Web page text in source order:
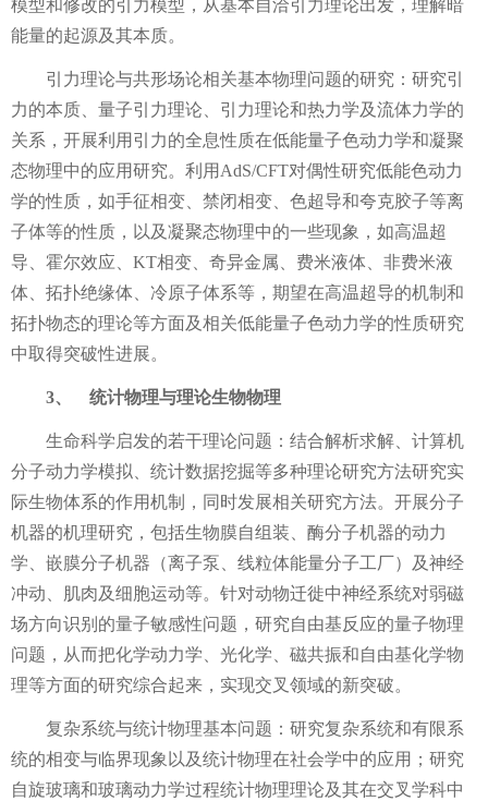
模型和修改的引力模型，从基本自洽引力理论出发，理解暗
能量的起源及其本质。
引力理论与共形场论相关基本物理问题的研究：研究引
力的本质、量子引力理论、引力理论和热力学及流体力学的
关系，开展利用引力的全息性质在低能量子色动力学和凝聚
态物理中的应用研究。利用 AdS/CFT对偶性研究低能色动力
学的性质，如手征相变、禁闭相变、色超导和夸克胶子等离
子体等的性质，以及凝聚态物理中的一些现象，如高温超
导、霍尔效应、 KT相变、奇异金属、费米液体、非费米液
体、拓扑绝缘体、冷原子体系等，期望在高温超导的机制和
拓扑物态的理论等方面及相关低能量子色动力学的性质研究
中取得突破性进展。
3、 统计物理与理论生物物理
生命科学启发的若干理论问题：结合解析求解、计算机
分子动力学模拟、统计数据挖掘等多种理论研究方法研究实
际生物体系的作用机制，同时发展相关研究方法。开展分子
机器的机理研究，包括生物膜自组装、酶分子机器的动力
学、嵌膜分子机器（离子泵、线粒体能量分子工厂）及神经
冲动、肌肉及细胞运动等。针对动物迁徙中神经系统对弱磁
场方向识别的量子敏感性问题，研究自由基反应的量子物理
问题，从而把化学动力学、光化学、磁共振和自由基化学物
理等方面的研究综合起来，实现交叉领域的新突破。
复杂系统与统计物理基本问题：研究复杂系统和有限系
统的相变与临界现象以及统计物理在社会学中的应用；研究
自旋玻璃和玻璃动力学过程统计物理理论及其在交叉学科中